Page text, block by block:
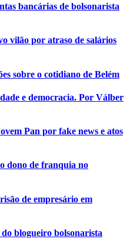
bancárias de bolsonarista
vilão por atraso de salários
sobre o cotidiano de Belém
e democracia. Por Válber
Pan por fake news e atos
dono de franquia no
de empresário em
blogueiro bolsonarista